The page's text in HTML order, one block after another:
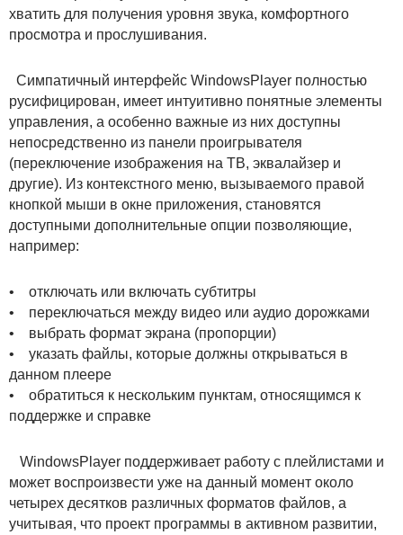
хватить для получения уровня звука, комфортного
просмотра и прослушивания.
Симпатичный интерфейс WindowsPlayer полностью
русифицирован, имеет интуитивно понятные элементы
управления, а особенно важные из них доступны
непосредственно из панели проигрывателя
(переключение изображения на ТВ, эквалайзер и
другие). Из контекстного меню, вызываемого правой
кнопкой мыши в окне приложения, становятся
доступными дополнительные опции позволяющие,
например:
• отключать или включать субтитры
• переключаться между видео или аудио дорожками
• выбрать формат экрана (пропорции)
• указать файлы, которые должны открываться в
данном плеере
• обратиться к нескольким пунктам, относящимся к
поддержке и справке
WindowsPlayer поддерживает работу с плейлистами и
может воспроизвести уже на данный момент около
четырех десятков различных форматов файлов, а
учитывая, что проект программы в активном развитии,